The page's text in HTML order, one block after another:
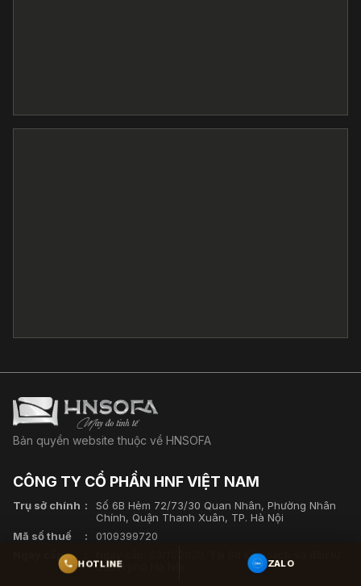
Bản quyền website thuộc về HNSOFA
CÔNG TY CỔ PHẦN HNF VIỆT NAM
Trụ sở chính
Số 6B Hẻm 72/73/30 Quan Nhân, Phường Nhân
Chính, Quận Thanh Xuân, TP. Hà Nội
Mã số thuế
0109399720
Ngày cấp
Ngày cấp: 03/11/2020. Tại Sở kế hoạch và đầu tư
thành phố Hà Nội.
HOTLINE ZALO